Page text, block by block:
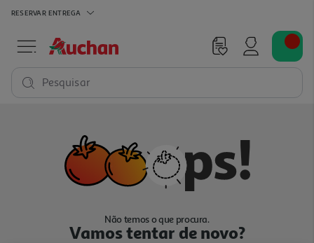
RESERVAR ENTREGA
Pesquisar
Não temos o que procura.
Vamos tentar de novo?